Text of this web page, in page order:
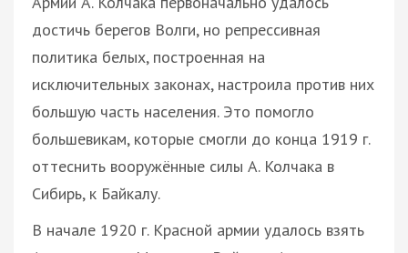
достичь берегов Волги, но репрессивная
политика белых, построенная на
исключительных законах, настроила против них
большую часть населения. Это помогло
большевикам, которые смогли до конца 1919 г.
оттеснить вооружённые силы А. Колчака в
Сибирь, к Байкалу.
В начале 1920 г. Красной армии удалось взять